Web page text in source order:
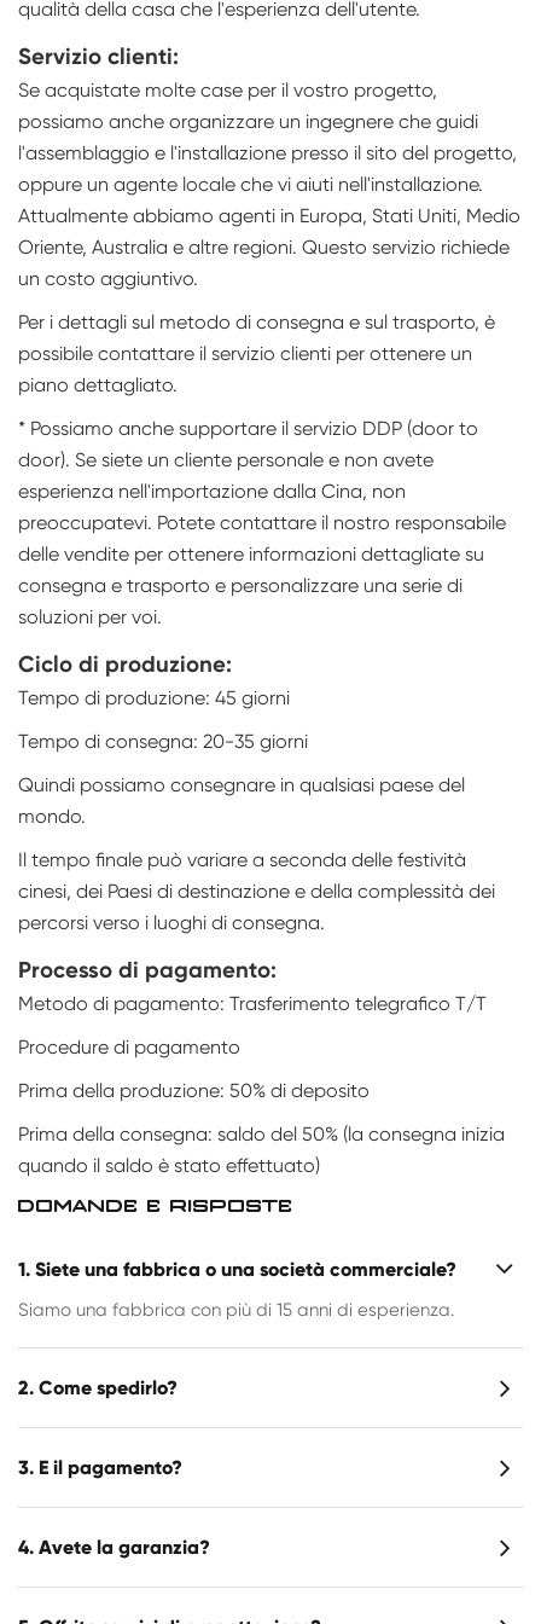
qualità della casa che l'esperienza dell'utente.
Servizio clienti:
Se acquistate molte case per il vostro progetto,
possiamo anche organizzare un ingegnere che guidi
l'assemblaggio e l'installazione presso il sito del progetto,
oppure un agente locale che vi aiuti nell'installazione.
Attualmente abbiamo agenti in Europa, Stati Uniti, Medio
Oriente, Australia e altre regioni. Questo servizio richiede
un costo aggiuntivo.
Per i dettagli sul metodo di consegna e sul trasporto, è
possibile contattare il servizio clienti per ottenere un
piano dettagliato.
* Possiamo anche supportare il servizio DDP (door to
door). Se siete un cliente personale e non avete
esperienza nell'importazione dalla Cina, non
preoccupatevi. Potete contattare il nostro responsabile
delle vendite per ottenere informazioni dettagliate su
consegna e trasporto e personalizzare una serie di
soluzioni per voi.
Ciclo di produzione:
Tempo di produzione: 45 giorni
Tempo di consegna: 20-35 giorni
Quindi possiamo consegnare in qualsiasi paese del
mondo.
Il tempo finale può variare a seconda delle festività
cinesi, dei Paesi di destinazione e della complessità dei
percorsi verso i luoghi di consegna.
Processo di pagamento:
Metodo di pagamento: Trasferimento telegrafico T/T
Procedure di pagamento
Prima della produzione: 50% di deposito
Prima della consegna: saldo del 50% (la consegna inizia
quando il saldo è stato effettuato)
DOMANDE E RISPOSTE
1. Siete una fabbrica o una società commerciale?
Siamo una fabbrica con più di 15 anni di esperienza.
2. Come spedirlo?
3. E il pagamento?
4. Avete la garanzia?